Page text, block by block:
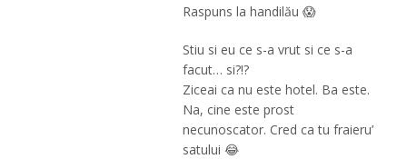
Raspuns la handilău 😱
Stiu si eu ce s-a vrut si ce s-a
facut… si?!?
Ziceai ca nu este hotel. Ba este.
Na, cine este prost
necunoscator. Cred ca tu fraieru’
satului 😂